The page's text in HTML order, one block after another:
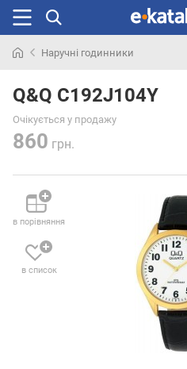
раніше
Наручні годинники
Q&Q C192J104Y
Очікується у продажу
860 грн.
в порівняння
в список